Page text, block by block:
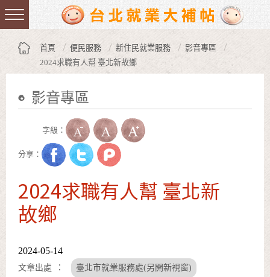
跳到主要內容區塊
:::
首頁 便民服務 新住民就業服務
影音專區
2024求職有人幫 臺北新故鄉
影音專區
字級：
分享：
2024求職有人幫 臺北新
故鄉
2024-05-14
文章出處 臺北市就業服務處(另開新視窗)